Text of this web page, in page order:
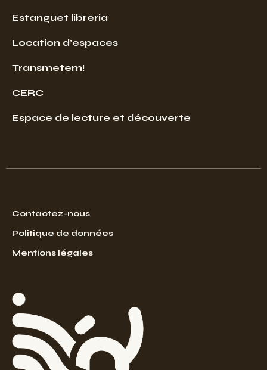
Estanguet libreria
Location d’espaces
Transmetem!
CERC
Espace de lecture et découverte
Contactez-nous
Politique de données
Mentions légales